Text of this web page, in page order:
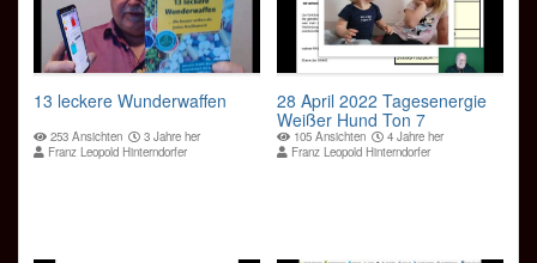
13 leckere Wunderwaffen
253 Ansichten
3 Jahre her
Franz Leopold Hinterndorfer
28 April 2022 Tagesenergie
Weißer Hund Ton 7
105 Ansichten
4 Jahre her
Franz Leopold Hinterndorfer